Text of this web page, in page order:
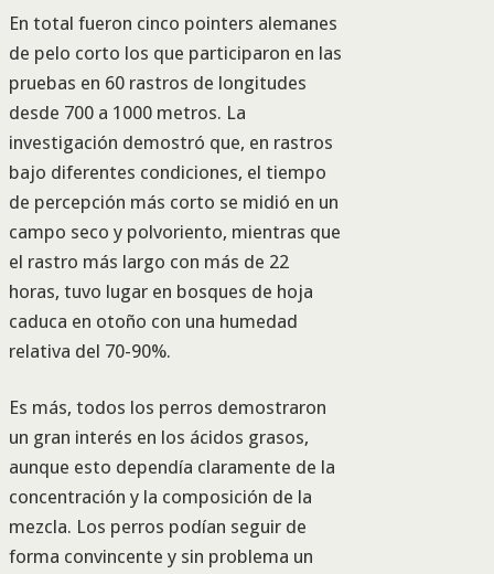
En total fueron cinco pointers alemanes
de pelo corto los que participaron en las
pruebas en 60 rastros de longitudes
desde 700 a 1000 metros. La
investigación demostró que, en rastros
bajo diferentes condiciones, el tiempo
de percepción más corto se midió en un
campo seco y polvoriento, mientras que
el rastro más largo con más de 22
horas, tuvo lugar en bosques de hoja
caduca en otoño con una humedad
relativa del 70-90%.
Es más, todos los perros demostraron
un gran interés en los ácidos grasos,
aunque esto dependía claramente de la
concentración y la composición de la
mezcla. Los perros podían seguir de
forma convincente y sin problema un